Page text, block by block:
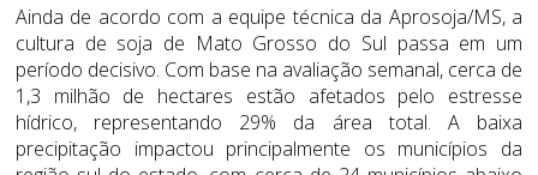
Ainda de acordo com a equipe técnica da Aprosoja/MS, a
cultura de soja de Mato Grosso do Sul passa em um
período decisivo. Com base na avaliação semanal, cerca de
1,3 milhão de hectares estão afetados pelo estresse
hídrico, representando 29% da área total. A baixa
precipitação impactou principalmente os municípios da